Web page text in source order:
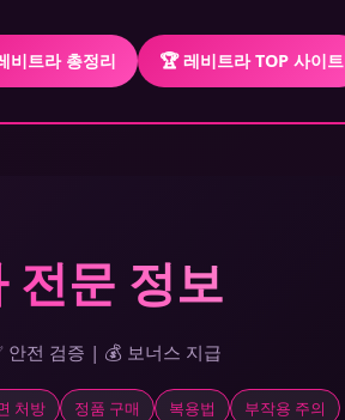
비트라 총정리 🏆 레비트라 TOP 사이트
전문 정보
전 검증 | 💰 보너스 지급
처방 정품 구매 복용법 부작용 주의